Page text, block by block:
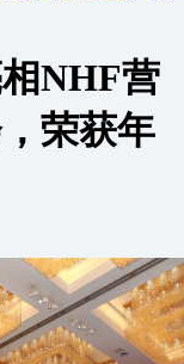
NHF营
荣获年